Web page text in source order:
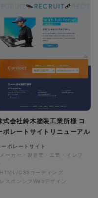
式会社鈴木塗装工業所様 コ
ポレートサイトリニューアル
ーポレートサイト
ーカー・製造業・工業・インフ
CSSコーディング
スポンシブWebデザイン